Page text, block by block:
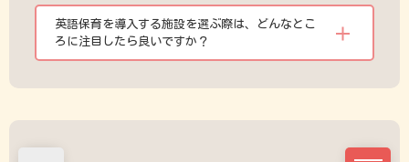
英語保育を導入する施設を選ぶ際は、どんなとこ
ろに注目したら良いですか？